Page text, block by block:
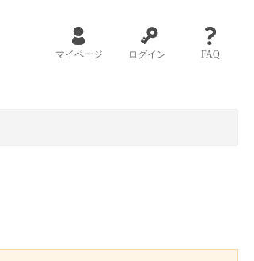
マイページ ログイン FAQ